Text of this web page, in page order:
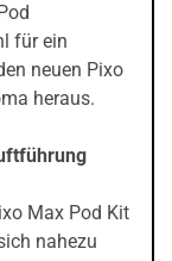
für ein
neuen Pixo
heraus.
Max Pod Kit
nahezu